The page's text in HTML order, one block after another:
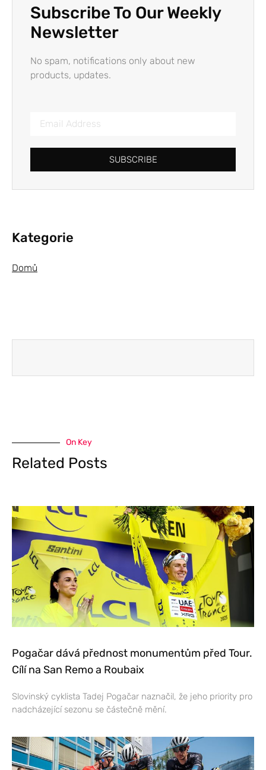
Subscribe To Our Weekly
Newsletter
No spam, notifications only about new
products, updates.
SUBSCRIBE
Kategorie
Domů
On Key
Related Posts
Pogačar dává přednost monumentům před Tour.
Cílí na San Remo a Roubaix
Slovinský cyklista Tadej Pogačar naznačil, že jeho priority pro
nadcházející sezonu se částečně mění.